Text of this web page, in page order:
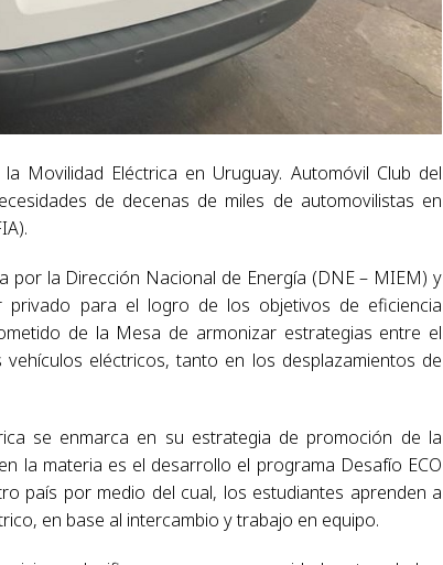
Movilidad Eléctrica en Uruguay. Automóvil Club del
de decenas de miles de automovilistas en
por la Dirección Nacional de Energía (DNE – MIEM) y
para el logro de los objetivos de eficiencia
de la Mesa de armonizar estrategias entre el
eléctricos, tanto en los desplazamientos de
se enmarca en su estrategia de promoción de la
la materia es el desarrollo el programa Desafío ECO
país por medio del cual, los estudiantes aprenden a
en base al intercambio y trabajo en equipo.